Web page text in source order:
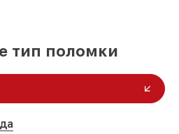
тип поломки